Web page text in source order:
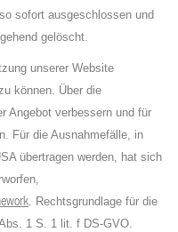
sofort ausgeschlossen und
gelöscht.
unserer Website
können. Über die
Angebot verbessern und für
Für die Ausnahmefälle, in
übertragen werden, hat sich
. Rechtsgrundlage für die
1 S. 1 lit. f DS-GVO.